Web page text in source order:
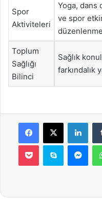
Spor
Aktiviteleri
Yoga, dans
ve spor
Toplum
Sağlığı
Bilinci
Sağlık
farkındalık
Facebook
X
Pocket Skype